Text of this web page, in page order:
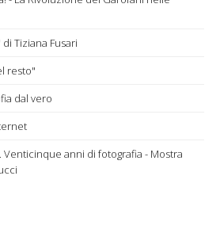
Tiziana Fusari
resto"
dal vero
Venticinque anni di fotografia - Mostra